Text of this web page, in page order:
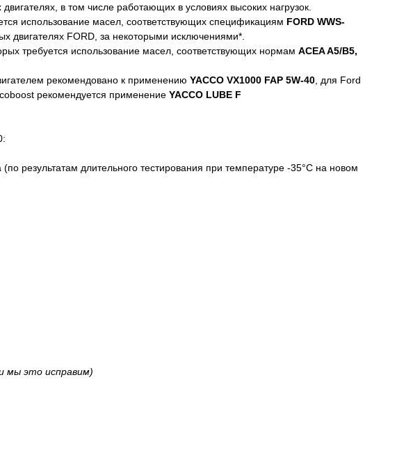
в том числе работающих в условиях высоких нагрузок.
использование масел, соответствующих спецификациям FORD WWS-
двигателях FORD, за некоторыми исключениями*.
требуется использование масел, соответствующих нормам ACEA A5/B5,
рекомендовано к применению YACCO VX1000 FAP 5W-40, для Ford
рекомендуется применение YACCO LUBE F
результатам длительного тестирования при температуре -35°C на новом
мы это исправим)